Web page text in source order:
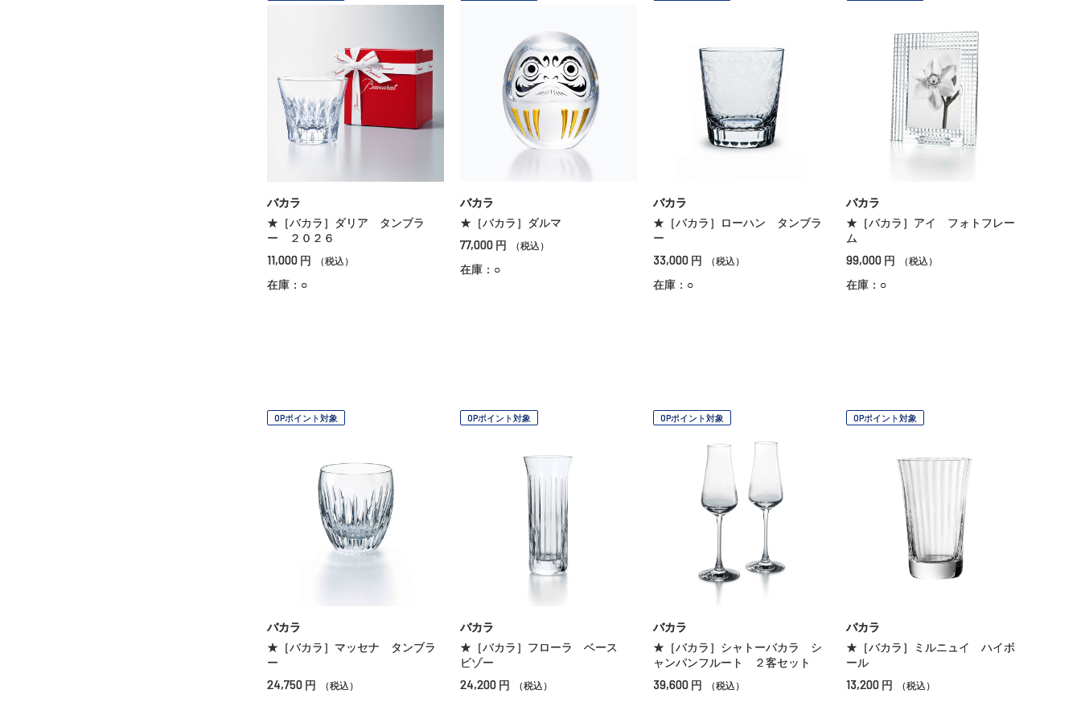
バカラ
★［バカラ］ダリア タンブラ
ー ２０２６
11,000 円 （税込）
在庫：○
バカラ
★［バカラ］ダルマ
77,000 円 （税込）
在庫：○
バカラ
★［バカラ］ローハン タンブラ
ー
33,000 円 （税込）
在庫：○
バカラ
★［バカラ］アイ フォトフレー
ム
99,000 円 （税込）
在庫：○
OPポイント対象
バカラ
★［バカラ］マッセナ タンブラ
ー
24,750 円 （税込）
OPポイント対象
バカラ
★［バカラ］フローラ ベース
ビゾー
24,200 円 （税込）
OPポイント対象
バカラ
★［バカラ］シャトーバカラ シ
ャンパンフルート ２客セット
39,600 円 （税込）
OPポイント対象
バカラ
★［バカラ］ミルニュイ ハイボ
ール
13,200 円 （税込）